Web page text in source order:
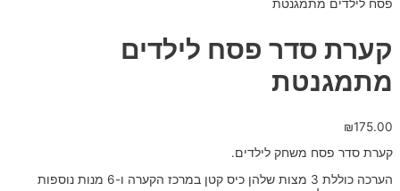
פסח לילדים מתמגנטת
קערת סדר פסח לילדים
מתמגנטת
₪175.00
קערת סדר פסח משחק לילדים.
הערכה כוללת 3 מצות שלהן כיס קטן במרכז הקערה ו-6 מנות נוספות